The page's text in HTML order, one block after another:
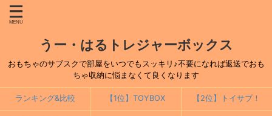
うー・はるトレジャーボックス
おもちゃのサブスクで部屋をいつでもスッキリ♪不要になれば返送でおも
ちゃ収納に悩まなくて良くなります
ランキング&比較 【1位】TOYBOX 【2位】トイサブ！